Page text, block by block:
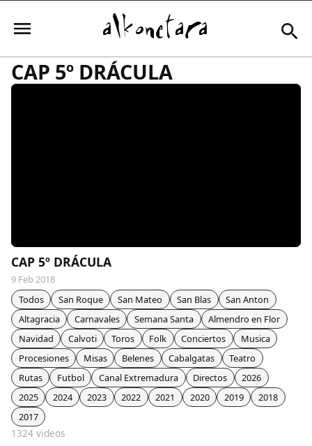
Comunidad
Colaboradores
AlkoTV
Biblioteca
Periódico Alconétar
CAP 5º DRÁCULA
CAP 5º DRÁCULA
9 Feb 2018
Todos
San Roque San Mateo San Blas
San Anton
Altagracia
Carnavales Semana Santa
Almendro en Flor
Navidad
Calvoti Toros Folk Conciertos
Musica
Procesiones
Misas Belenes Cabalgatas
Teatro
Rutas
Futbol Canal Extremadura Directos
2026
2025
2024 2023 2022 2021 2020 2019
2018
2017
1324 videos